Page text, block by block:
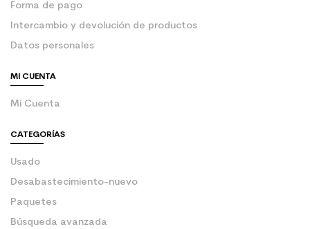
Forma de pago
Intercambio y devolución de productos
Datos personales
MI CUENTA
Mi Cuenta
CATEGORÍAS
Usado
Desabastecimiento-nuevo
Paquetes
Búsqueda avanzada